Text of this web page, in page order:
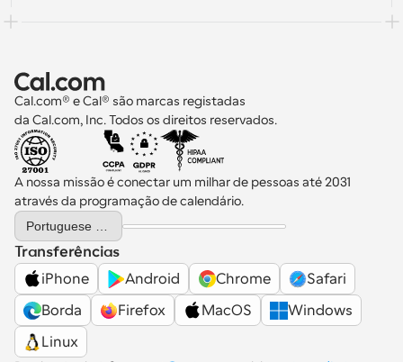
Cal.com® e Cal® são marcas registadas
da Cal.com, Inc. Todos os direitos reservados.
A nossa missão é conectar um milhar de pessoas até 2031
através da programação de calendário.
Select Language
Transferências
iPhone
Android Chrome
Safari
Borda
Firefox MacOS
Windows
Linux